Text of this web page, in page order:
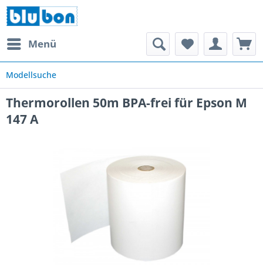
Menü
Modellsuche
Thermorollen 50m BPA-frei für Epson M
147 A